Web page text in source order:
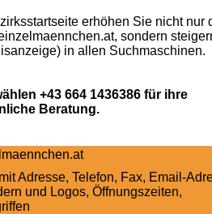
erhöhen Sie nicht nur
sondern
in allen Suchmaschinen.
+43 664 1436386 für ihre
Beratung.
Adresse, Telefon, Fax, Email-
und Logos, Öffnungszeiten,